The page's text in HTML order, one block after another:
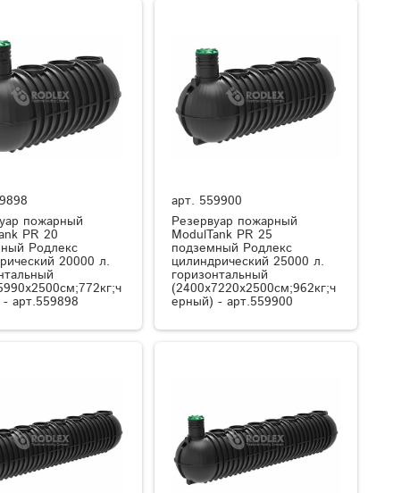
пожарный
PR 20
Родлекс
20000 л.
арт.559898
арт. 559900
Резервуар пожарный
ModulTank PR 25
подземный Родлекс
цилиндрический 25000 л.
горизонтальный
(2400x7220x2500см;962кг;ч
ерный) - арт.559900